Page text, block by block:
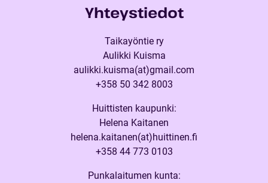
Yhteystiedot
Taikayöntie ry
Aulikki Kuisma
aulikki.kuisma(at)gmail.com
+358 50 342 8003
Huittisten kaupunki:
Helena Kaitanen
helena.kaitanen(at)huittinen.fi
+358 44 773 0103
Punkalaitumen kunta: